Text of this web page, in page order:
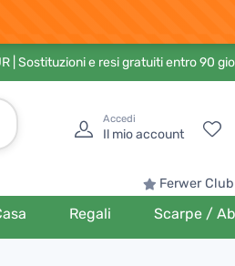
| Sostituzioni e resi gratuiti entro 90
Accedi
Il mio account
Ferwer Club
Regali Scarpe /